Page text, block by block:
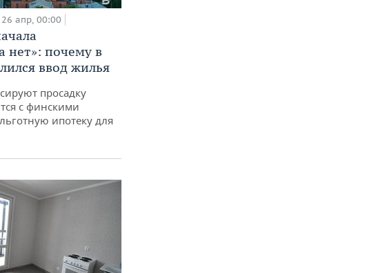
26 апр, 00:00
нет»: почему в
ввод жилья
просадку
с финскими
ипотеку для